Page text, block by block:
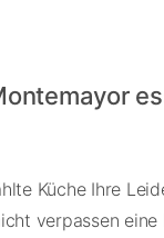
Küche Ihre
verpassen